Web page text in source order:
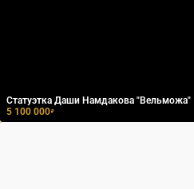
Статуэтка Даши Намдакова "Вельможа"
5 100 000₽